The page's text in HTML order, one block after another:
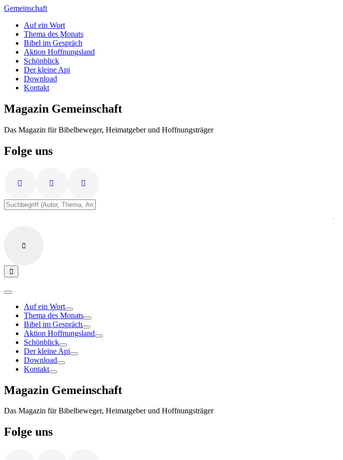
Zum
springen
Gemeinschaft
Auf ein Wort
Thema des Monats
Bibel im Gespräch
Aktion Hoffnungsland
Schönblick
Der kleine Api
Download
Kontakt
Magazin Gemeinschaft
Das Magazin für Bibelbeweger, Heimatgeber und Hoffnungsträger
Folge uns
Auf ein Wort
Thema des Monats
Bibel im Gespräch
Aktion Hoffnungsland
Schönblick
Der kleine Api
Download
Kontakt
Magazin Gemeinschaft
Das Magazin für Bibelbeweger, Heimatgeber und Hoffnungsträger
Folge uns